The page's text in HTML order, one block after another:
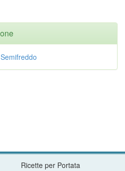
Semifreddo
Ricette per Portata